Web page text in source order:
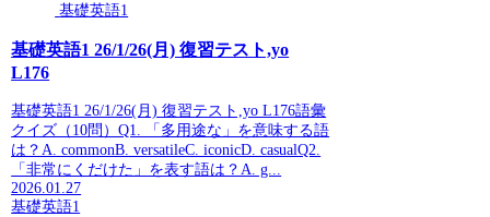
基礎英語1
基礎英語1 26/1/26(月) 復習テスト,yo
L176
基礎英語1 26/1/26(月) 復習テスト,yo L176語彙
クイズ（10問）Q1. 「多用途な」を意味する語
は？A. commonB. versatileC. iconicD. casualQ2.
「非常にくだけた」を表す語は？A. g...
2026.01.27
基礎英語1